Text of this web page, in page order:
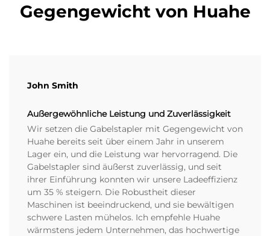
Gegengewicht von Huahe
John Smith
Außergewöhnliche Leistung und Zuverlässigkeit
Wir setzen die Gabelstapler mit Gegengewicht von
Huahe bereits seit über einem Jahr in unserem
Lager ein, und die Leistung war hervorragend. Die
Gabelstapler sind äußerst zuverlässig, und seit
ihrer Einführung konnten wir unsere Ladeeffizienz
um 35 % steigern. Die Robustheit dieser
Maschinen ist beeindruckend, und sie bewältigen
schwere Lasten mühelos. Ich empfehle Huahe
wärmstens jedem Unternehmen, das hochwertige